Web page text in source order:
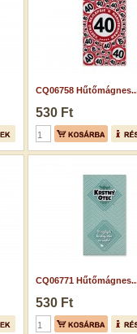
CQ06758
530 Ft
CQ06771
530 Ft